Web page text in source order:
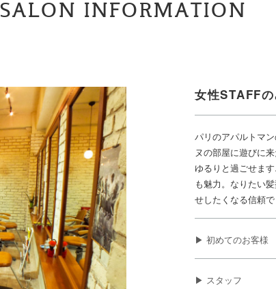
SALON INFORMATION
女性STAFF
パリのアパルトマ
ヌの部屋に遊びに
ゆるりと過ごせま
も魅力。なりたい
せしたくなる信頼
▶ 初めてのお客様
▶ スタッフ